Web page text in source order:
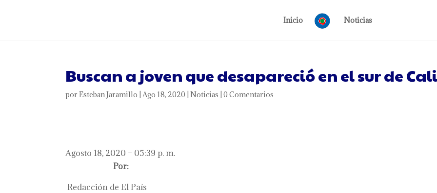
Inicio Noticias
Buscan a joven que desapareció en el sur de
porEsteban Jaramillo |Ago 18, 2020 |Noticias |0 Comentarios
Agosto 18, 2020 – 05:39 p. m.
Por:
Redacción de El País